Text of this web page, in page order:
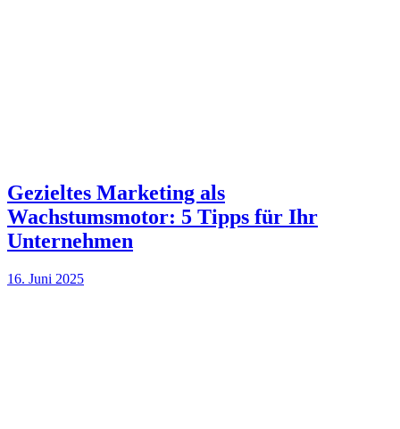
Gezieltes Marketing als
Wachstumsmotor: 5 Tipps für Ihr
Unternehmen
16. Juni 2025